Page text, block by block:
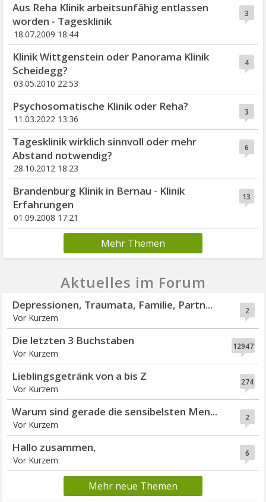
3
Aus Reha Klinik arbeitsunfähig entlassen
worden - Tagesklinik
18.07.2009 18:44
4
Klinik Wittgenstein oder Panorama Klinik
Scheidegg?
03.05.2010 22:53
3
Psychosomatische Klinik oder Reha?
11.03.2022 13:36
6
Tagesklinik wirklich sinnvoll oder mehr
Abstand notwendig?
28.10.2012 18:23
13
Brandenburg Klinik in Bernau - Klinik
Erfahrungen
01.09.2008 17:21
Mehr Themen
Aktuelles im Forum
2
Depressionen, Traumata, Familie, Partn...
Vor Kurzem
12947
Die letzten 3 Buchstaben
Vor Kurzem
274
Lieblingsgetränk von a bis Z
Vor Kurzem
2
Warum sind gerade die sensibelsten Men...
Vor Kurzem
6
Hallo zusammen,
Vor Kurzem
Mehr neue Themen